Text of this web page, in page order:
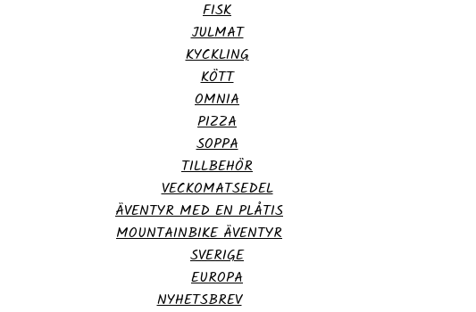
FISK
JULMAT
KYCKLING
KÖTT
OMNIA
PIZZA
SOPPA
TILLBEHÖR
VECKOMATSEDEL
ÄVENTYR MED EN PLÅTIS
MOUNTAINBIKE ÄVENTYR
SVERIGE
EUROPA
NYHETSBREV